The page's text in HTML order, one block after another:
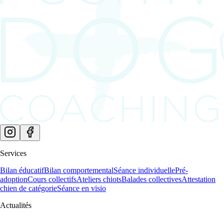
Services
Bilan éducatifBilan comportementalSéance individuellePré-
adoptionCours collectifsAteliers chiotsBalades collectivesAttestation
chien de catégorieSéance en visio
Actualités